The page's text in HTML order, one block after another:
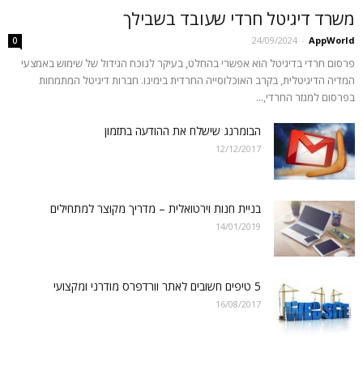
משרד דיגיטל חרדי שעובד בשבילך
AppWorld
-
24/09/2024
0
פרסום חרדי בדיגיטל הוא אפשרי בהחלט, בעיקר לנוכח הגידול של שימוש באמצעי
המדיה הדיגיטלית, בקרב האוכלוסייה החרדית בימינו. חברות דיגיטל המתמחות
בפרסום למגזר החרדי,...
הבומרנג שישלח את ההודעה בתזמון
12/12/2017
בניית חנות וירטואלית – מדריך מקוצר למתחילים
14/01/2019
5 טיפים חשובים לאתר וורדפרס מודרני ומקצועי
16/08/2017